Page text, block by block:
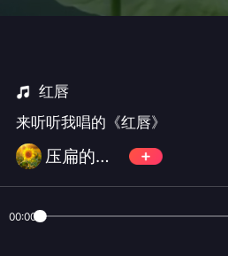
红唇
来听听我唱的《红唇》
压扁的香肠
00:00